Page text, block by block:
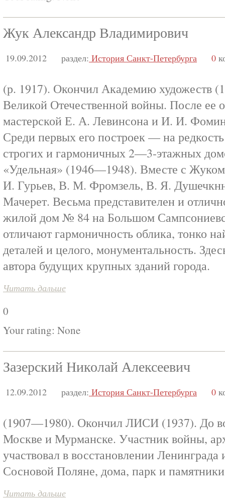
Жук Александр Владимирович
19.09.2012 раздел: История Санкт-Петербурга 0
(р. 1917). Окончил Академию художеств
Великой Отечественной войны. После ее
мастерской Е. А. Левинсона и И. И.
Среди первых его построек — на
строгих и гармоничных 2—3-этажных
«Удельная» (1946—1948). Вместе с
И. Гурьев, В. М. Фромзель, В. Я.
Мачерет. Весьма представителен и
жилой дом № 84 на Большом
отличают гармоничность облика, тонко
деталей и целого, монументальность.
автора будущих крупных зданий города.
Читать дальше
0
Your rating: None
Зазерский Николай Алексеевич
12.09.2012 раздел: История Санкт-Петербурга 0
(1907—1980). Окончил ЛИСИ (1937). До
Москве и Мурманске. Участник войны,
участвовал в восстановлении
Сосновой Поляне, дома, парк и
Читать дальше